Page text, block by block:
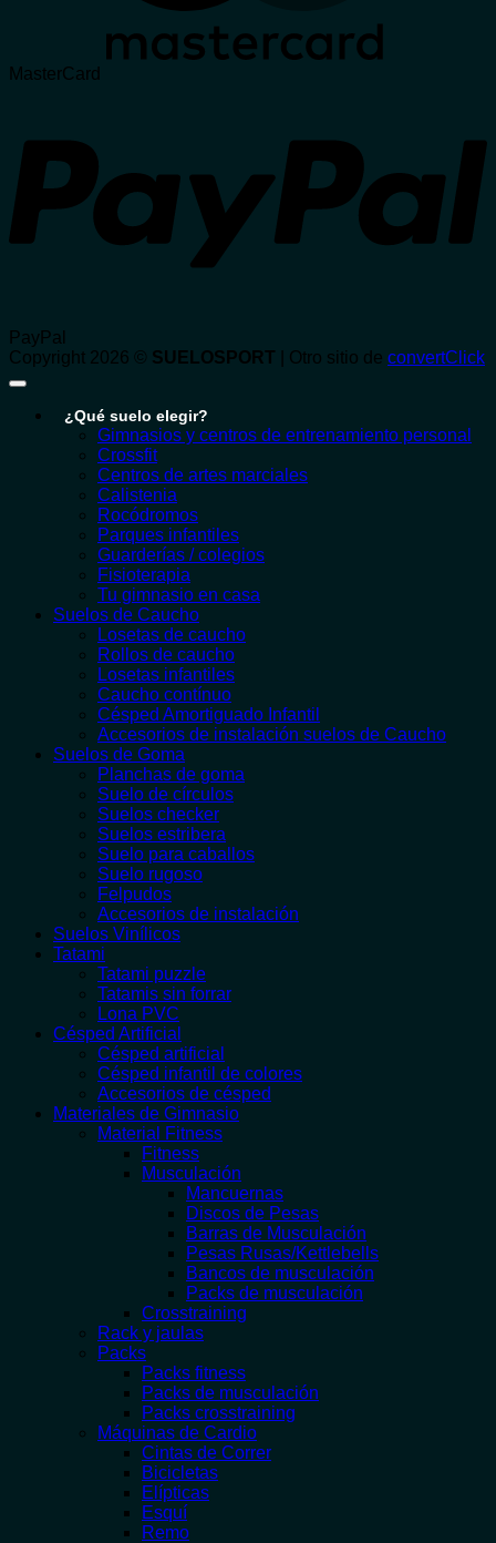
MasterCard
PayPal
Copyright 2026 © SUELOSPORT | Otro sitio de convertClick
¿Qué suelo elegir?
Gimnasios y centros de entrenamiento personal
Crossfit
Centros de artes marciales
Calistenia
Rocódromos
Parques infantiles
Guarderías / colegios
Fisioterapia
Tu gimnasio en casa
Suelos de Caucho
Losetas de caucho
Rollos de caucho
Losetas infantiles
Caucho contínuo
Césped Amortiguado Infantil
Accesorios de instalación suelos de Caucho
Suelos de Goma
Planchas de goma
Suelo de círculos
Suelos checker
Suelos estribera
Suelo para caballos
Suelo rugoso
Felpudos
Accesorios de instalación
Suelos Vinílicos
Tatami
Tatami puzzle
Tatamis sin forrar
Lona PVC
Césped Artificial
Césped artificial
Césped infantil de colores
Accesorios de césped
Materiales de Gimnasio
Material Fitness
Fitness
Musculación
Mancuernas
Discos de Pesas
Barras de Musculación
Pesas Rusas/Kettlebells
Bancos de musculación
Packs de musculación
Crosstraining
Rack y jaulas
Packs
Packs fitness
Packs de musculación
Packs crosstraining
Máquinas de Cardio
Cintas de Correr
Bicicletas
Elípticas
Esquí
Remo